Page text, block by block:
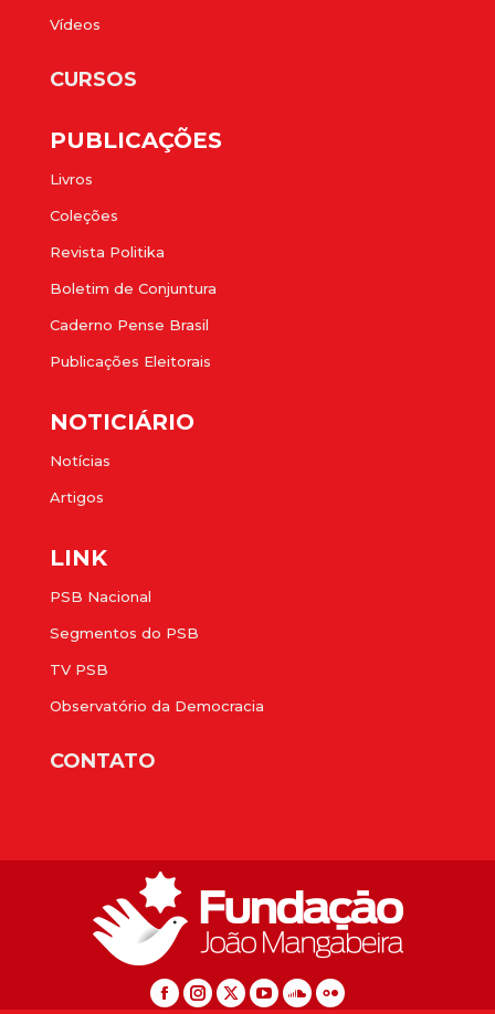
Vídeos
CURSOS
PUBLICAÇÕES
Livros
Coleções
Revista Politika
Boletim de Conjuntura
Caderno Pense Brasil
Publicações Eleitorais
NOTICIÁRIO
Notícias
Artigos
LINK
PSB Nacional
Segmentos do PSB
TV PSB
Observatório da Democracia
CONTATO